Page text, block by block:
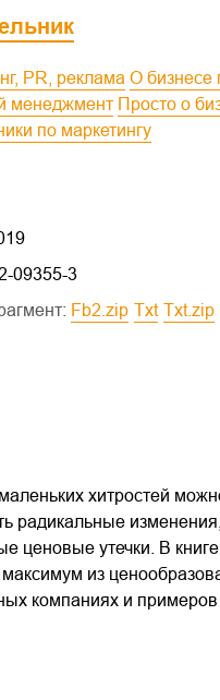
PR, реклама О
менеджмент
Просто о
по маркетингу
09355-3
fb2.zip txt txt.zip
хитростей
радикальные
ценовые утечки. В
из
компаниях и примеров